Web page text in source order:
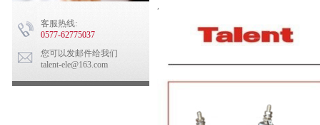
客服热线:
0577-62775037
您可以发邮件给我们
talent-ele@163.com
,